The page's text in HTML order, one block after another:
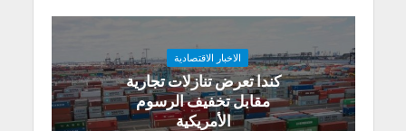
الاخبار الاقتصادية
كندا تعرض تنازلات تجارية
مقابل تخفيف الرسوم
الأمريكية